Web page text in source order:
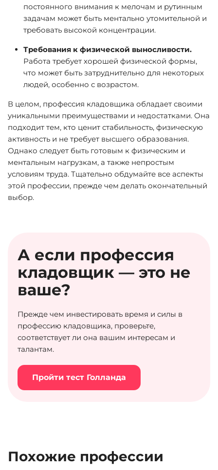
постоянного внимания к мелочам и рутинным
задачам может быть ментально утомительной и
требовать высокой концентрации.
Требования к физической выносливости.
Работа требует хорошей физической формы,
что может быть затруднительно для некоторых
людей, особенно с возрастом.
В целом, профессия кладовщика обладает своими
уникальными преимуществами и недостатками. Она
подходит тем, кто ценит стабильность, физическую
активность и не требует высшего образования.
Однако следует быть готовым к физическим и
ментальным нагрузкам, а также непростым
условиям труда. Тщательно обдумайте все аспекты
этой профессии, прежде чем делать окончательный
выбор.
А если профессия
кладовщик — это не
ваше?
Прежде чем инвестировать время и силы в
профессию кладовщика, проверьте,
соответствует ли она вашим интересам и
талантам.
Пройти тест Голланда
Похожие профессии